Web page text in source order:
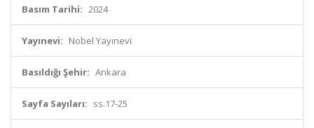
Basım Tarihi: 2024
Yayınevi: Nobel Yayınevi
Basıldığı Şehir: Ankara
Sayfa Sayıları: ss.17-25